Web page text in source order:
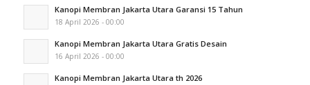
Kanopi Membran Jakarta Utara Garansi 15 Tahun
18 April 2026 - 00:00
Kanopi Membran Jakarta Utara Gratis Desain
16 April 2026 - 00:00
Kanopi Membran Jakarta Utara th 2026